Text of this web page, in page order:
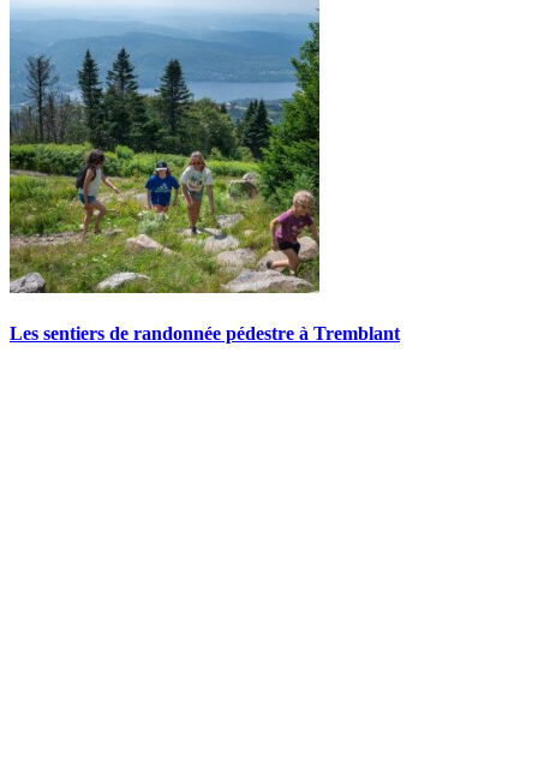
Les sentiers de randonnée pédestre à Tremblant